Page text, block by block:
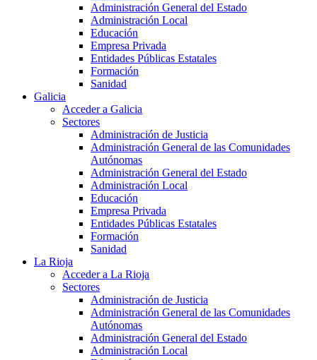
Administración General del Estado
Administración Local
Educación
Empresa Privada
Entidades Públicas Estatales
Formación
Sanidad
Galicia
Acceder a Galicia
Sectores
Administración de Justicia
Administración General de las Comunidades
Autónomas
Administración General del Estado
Administración Local
Educación
Empresa Privada
Entidades Públicas Estatales
Formación
Sanidad
La Rioja
Acceder a La Rioja
Sectores
Administración de Justicia
Administración General de las Comunidades
Autónomas
Administración General del Estado
Administración Local